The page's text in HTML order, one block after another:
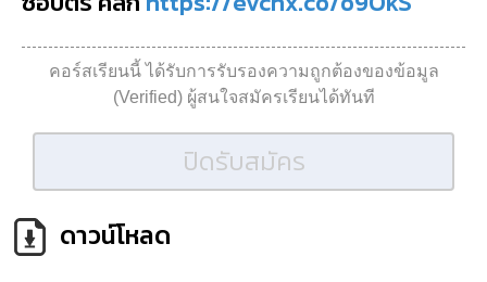
คอร์สเรียนนี้ ได้รับการรับรองความถูกต้องของข้อมูล
(Verified) ผู้สนใจสมัครเรียนได้ทันที
ปิดรับสมัคร
ดาวน์โหลด